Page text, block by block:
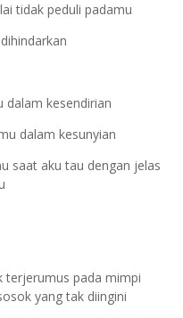
tidak peduli padamu
dalam kesendirian
dalam kesunyian
saat aku tau dengan jelas
terjerumus pada mimpi
yang tak diingini